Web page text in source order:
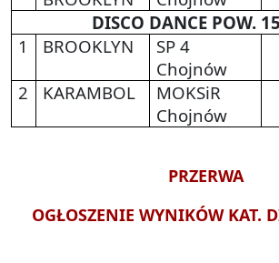
DISCO DANCE POW.
1
BROOKLYN
SP 4
Chojnów
2
KARAMBOL
MOKSiR
Chojnów
PRZERWA
OGŁOSZENIE WYNIKÓW KAT.